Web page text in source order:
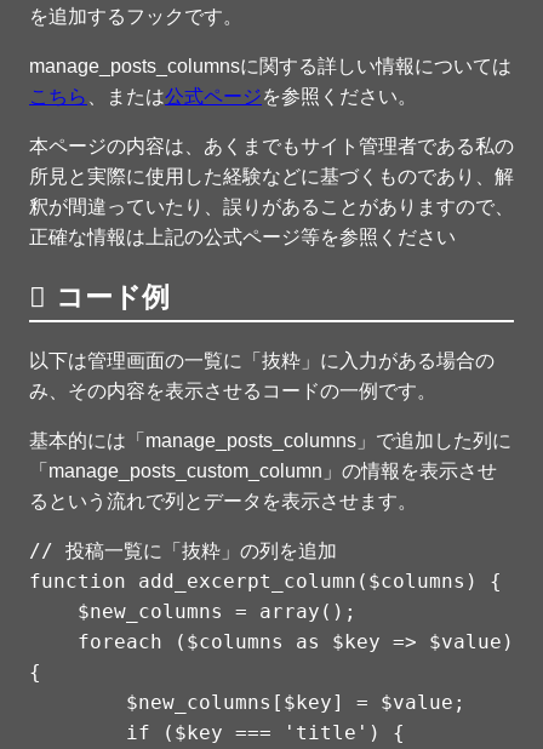
を追加するフックです。
manage_posts_columnsに関する詳しい情報については
こちら
、または公式ページを参照ください。
本ページの内容は、あくまでもサイト管理者である私の
所見と実際に使用した経験などに基づくものであり、解
釈が間違っていたり、誤りがあることがありますので、
正確な情報は上記の公式ページ等を参照ください
コード例
以下は管理画面の一覧に「抜粋」に入力がある場合の
み、その内容を表示させるコードの一例です。
基本的には「manage_posts_columns」で追加した列に
「manage_posts_custom_column」の情報を表示させ
るという流れで列とデータを表示させます。
// 投稿一覧に「抜粋」の列を追加
function add_excerpt_column($columns) {
{